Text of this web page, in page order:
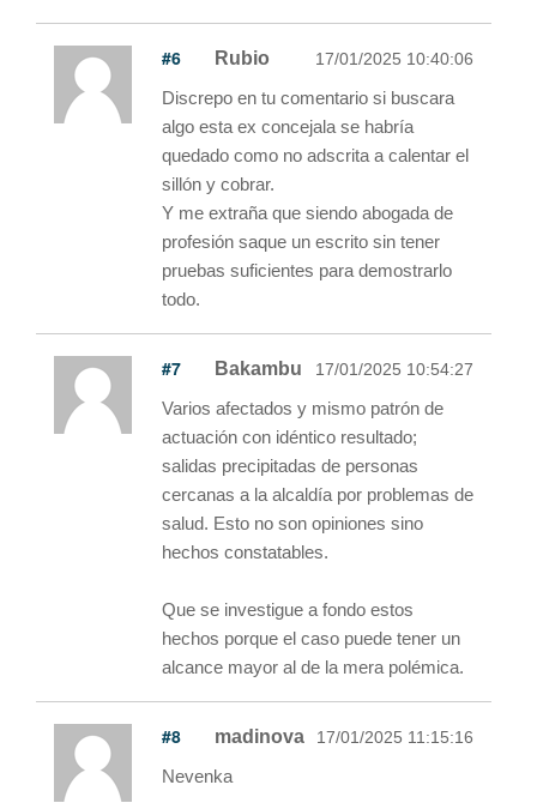
#6 Rubio 17/01/2025 10:40:06
Discrepo en tu comentario si buscara
algo esta ex concejala se habría
quedado como no adscrita a calentar el
sillón y cobrar.
Y me extraña que siendo abogada de
profesión saque un escrito sin tener
pruebas suficientes para demostrarlo
todo.
#7 Bakambu 17/01/2025 10:54:27
Varios afectados y mismo patrón de
actuación con idéntico resultado;
salidas precipitadas de personas
cercanas a la alcaldía por problemas de
salud. Esto no son opiniones sino
hechos constatables.
Que se investigue a fondo estos
hechos porque el caso puede tener un
alcance mayor al de la mera polémica.
#8 madinova 17/01/2025 11:15:16
Nevenka